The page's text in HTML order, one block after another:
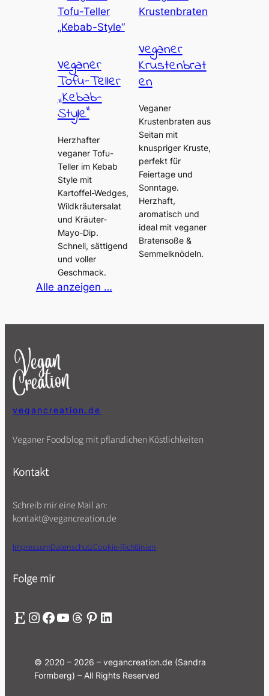
Veganer
Tofu-Teller
„Kebab-
Style“
Herzhafter
veganer Tofu-
Teller im Kebab
Style mit
Kartoffel-Wedges,
Wildkräutersalat
und Kräuter-
Mayo-Dip.
Schnell, sättigend
und voller
Geschmack.
Veganer
Krustenbrat
en
Veganer
Krustenbraten aus
Seitan mit
knuspriger Kruste,
perfekt für
Feiertage und
Sonntage.
Herzhaft,
aromatisch und
ideal mit veganer
Bratensoße &
Semmelknödeln.
Alle anzeigen …
vegancreation.de
Veganer Foodblog mit pflanzlichen Köstlichkeiten
Kontakt
Schreib mir eine Mail an:
kontakt@vegancreation.de
ImpressumDatenschutzCookie-Richtlinien
Folge mir
Etsy InstagramFacebook YouTube Threads Pinterest LinkedIn
© 2020 – 2026 – vegancreation.de (Sandra
Formberg) – All Rights Reserved